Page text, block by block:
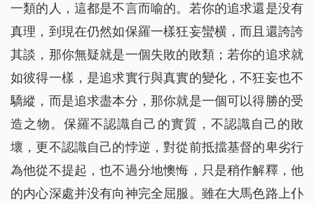
一類的人，這都是不言而喻的。若你的追求還是没有
真理，到現在仍然如保羅一樣狂妄蠻横，而且還誇誇
其談，那你無疑就是一個失敗的敗類；若你的追求就
如彼得一樣，是追求實行與真實的變化，不狂妄也不
驕縱，而是追求盡本分，那你就是一個可以得勝的受
造之物。保羅不認識自己的實質，不認識自己的敗
壞，更不認識自己的悖逆，對從前抵擋基督的卑劣行
為他從不提起，也不過分地懊悔，只是稍作解釋，他
的内心深處并没有向神完全屈服。雖在大馬色路上仆